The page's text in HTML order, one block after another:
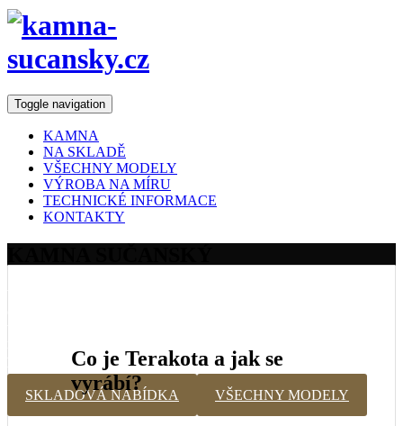
Toggle navigation
KAMNA
NA SKLADĚ
VŠECHNY MODELY
VÝROBA NA MÍRU
TECHNICKÉ INFORMACE
KONTAKTY
provedena správně.
SKLADOVÁ NABÍDKA VŠECHNY MODELY
Co je Terakota a jak se
vyrábí?